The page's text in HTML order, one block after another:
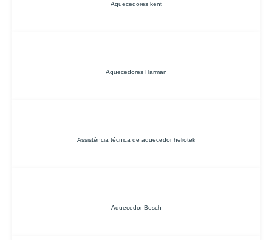
Aquecedores kent
Aquecedores Harman
Assistência técnica de aquecedor heliotek
Aquecedor Bosch